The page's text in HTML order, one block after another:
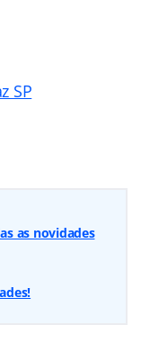
SP
as novidades